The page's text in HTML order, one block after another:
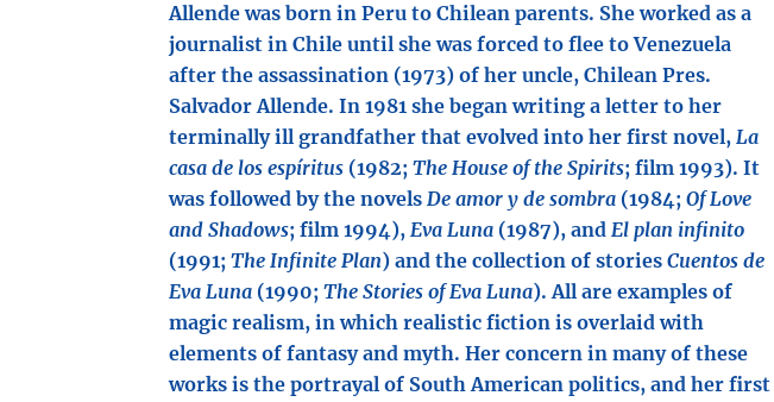
Allende was born in Peru to Chilean parents. She worked as a
journalist in Chile until she was forced to flee to Venezuela
after the assassination (1973) of her uncle, Chilean Pres.
Salvador Allende. In 1981 she began writing a letter to her
terminally ill grandfather that evolved into her first novel, La
casa de los espíritus (1982; The House of the Spirits; film 1993). It
was followed by the novels De amor y de sombra (1984; Of Love
and Shadows; film 1994), Eva Luna (1987), and El plan infinito
(1991; The Infinite Plan) and the collection of stories Cuentos de
Eva Luna (1990; The Stories of Eva Luna). All are examples of
magic realism, in which realistic fiction is overlaid with
elements of fantasy and myth. Her concern in many of these
works is the portrayal of South American politics, and her first